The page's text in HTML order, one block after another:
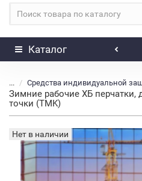
Каталог
... Средства индивидуальной
Зимние рабочие ХБ
точки (TMK)
Нет в наличии